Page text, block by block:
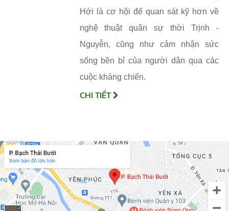
Hới là cơ hội để quan sát kỹ hơn về
nghệ thuật quân sự thời Trịnh -
Nguyễn, cũng như cảm nhận sức
sống bền bỉ của người dân qua các
cuộc kháng chiến.
CHI TIẾT